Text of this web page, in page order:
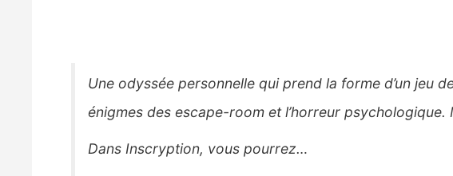
Une odyssée personnelle qui prend la forme d’un jeu
énigmes des escape-room et l’horreur
Dans Inscryption, vous pourrez…